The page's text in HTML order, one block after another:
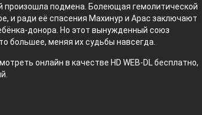
произошла подмена. Болеющая гемолитической
и ради её спасения Махинур и Арас заключают
донорa. Но этот вынужденный союз
большее, меняя их судьбы навсегда.
онлайн в качестве HD WEB-DL бесплатно,